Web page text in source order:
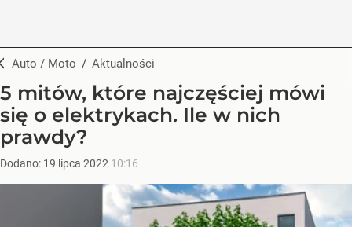
Auto / Moto / Aktualności
5 mitów, które najczęściej mówi
się o elektrykach. Ile w nich
prawdy?
Dodano: 19 lipca 2022 10:16